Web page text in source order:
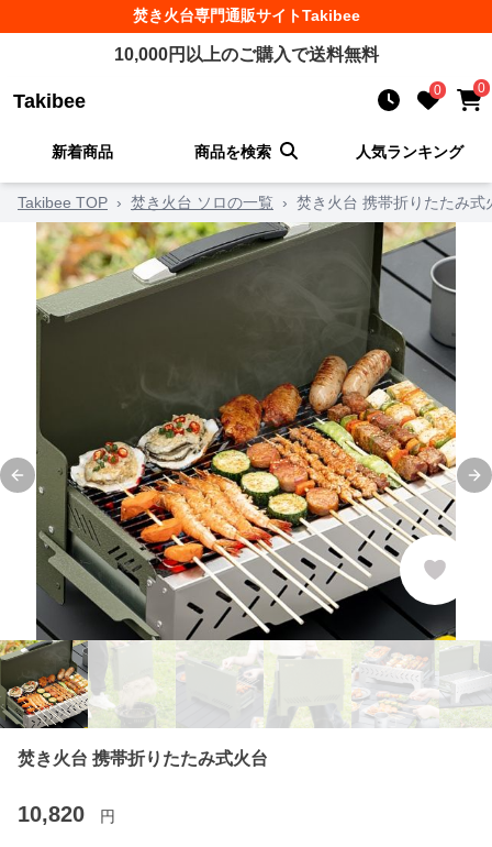
焚き火台専門通販サイトTakibee
10,000円以上のご購入で送料無料
Takibee 0 0
新着商品 商品を検索 人気ランキング
Takibee TOP › 焚き火台 ソロの一覧 › 焚き火台 携帯折りたたみ式
Previous slide
焚き火台 携帯折りたたみ式火台
10,820 円